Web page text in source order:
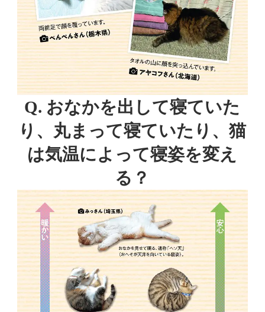
Q. おなかを出して寝ていた
り、丸まって寝ていたり、猫
は気温によって寝姿を変え
る？